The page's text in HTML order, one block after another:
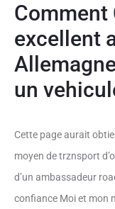
Comment
excellent
un
Cette page aurait
moyen de trznsport
d’un ambassadeur
confiance Moi et mon